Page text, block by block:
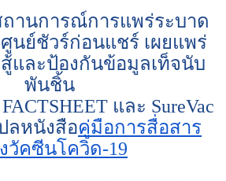
านการณ์การแพร่ระบาด
นย์ชัวร์ก่อนแชร์ เผยแพร่
สู้และป้องกันข้อมูลเท็จนับ
พันชิ้น
และ SureVac
ลหนังสือคู่มือการสื่อสาร
งวัคซีนโควิด-19